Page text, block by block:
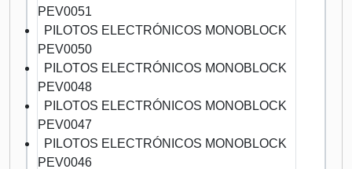
PEV0051
PILOTOS ELECTRÓNICOS MONOBLOCK
PEV0050
PILOTOS ELECTRÓNICOS MONOBLOCK
PEV0048
PILOTOS ELECTRÓNICOS MONOBLOCK
PEV0047
PILOTOS ELECTRÓNICOS MONOBLOCK
PEV0046